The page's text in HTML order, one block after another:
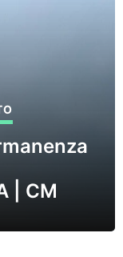
| CM